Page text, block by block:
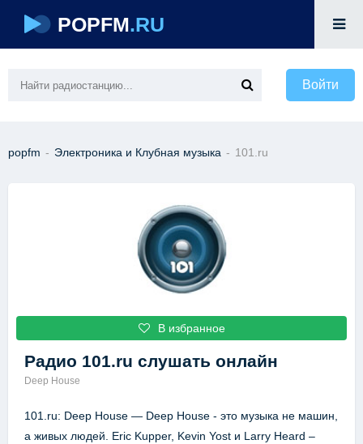
POPFM.RU
Войти
popfm - Электроника и Клубная музыка - 101.ru
В избранное
Радио 101.ru слушать онлайн
Deep House
101.ru: Deep House — Deep House - это музыка не машин,
а живых людей. Eric Kupper, Kevin Yost и Larry Heard –